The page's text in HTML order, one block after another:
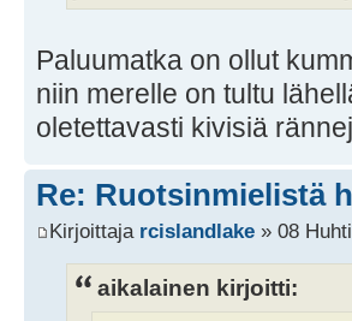
Paluumatka on ollut
niin merelle on tultu
oletettavasti kivisiä
Re: Ruotsinmielistä
Kirjoittaja rcislandlake » 08
aikalainen kirjoitti: